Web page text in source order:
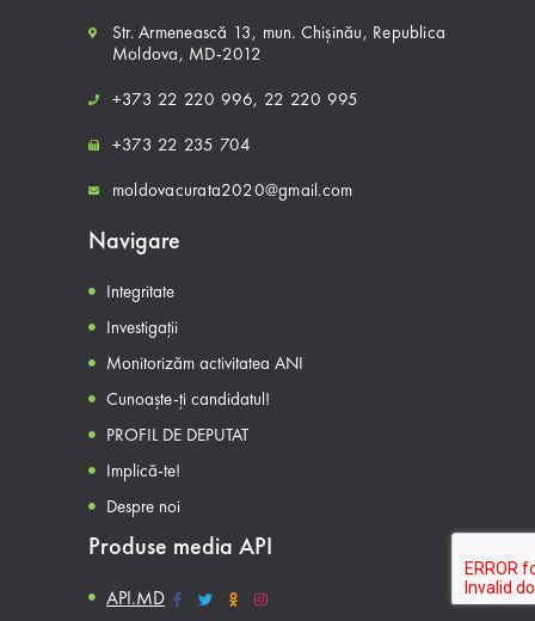
Str. Armenească 13, mun. Chișinău, Republica
Moldova, MD-2012
+373 22 220 996, 22 220 995
+373 22 235 704
moldovacurata2020@gmail.com
Navigare
Integritate
Investigații
Monitorizăm activitatea ANI
Cunoaște-ți candidatul!
PROFIL DE DEPUTAT
Implică-te!
Despre noi
Produse media API
API.MD